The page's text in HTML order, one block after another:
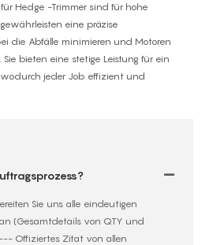
Hedge -Trimmer sind für hohe
eine präzise
die Abfälle minimieren und Motoren
Sie bieten eine stetige Leistung für ein
jeder Job effizient und
Sie uns alle eindeutigen
(Gesamtdetails von QTY und
Offiziertes Zitat von allen